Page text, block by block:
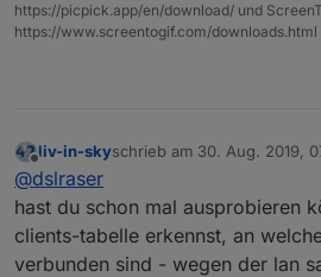
https://picpick.app/en/download/ und
https://www.screentogif.com/downloads.html
Offline
liv-in-skyschrieb am 30. Aug. 2019,
zuletzt editiert von
@dslraser
hast du schon mal ausprobieren
clients-tabelle erkennst, an
verbunden sind - wegen der lan